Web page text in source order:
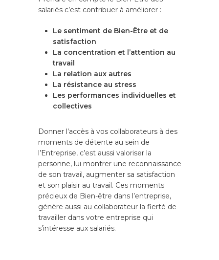
salariés c’est contribuer à améliorer :
Le sentiment de Bien-Être et de
satisfaction
La concentration et l’attention au
travail
La relation aux autres
La résistance au stress
Les performances individuelles et
collectives
Donner l’accès à vos collaborateurs à des
moments de détente au sein de
l’Entreprise, c’est aussi valoriser la
personne, lui montrer une reconnaissance
de son travail, augmenter sa satisfaction
et son plaisir au travail. Ces moments
précieux de Bien-être dans l’entreprise,
génère aussi au collaborateur la fierté de
travailler dans votre entreprise qui
s’intéresse aux salariés.